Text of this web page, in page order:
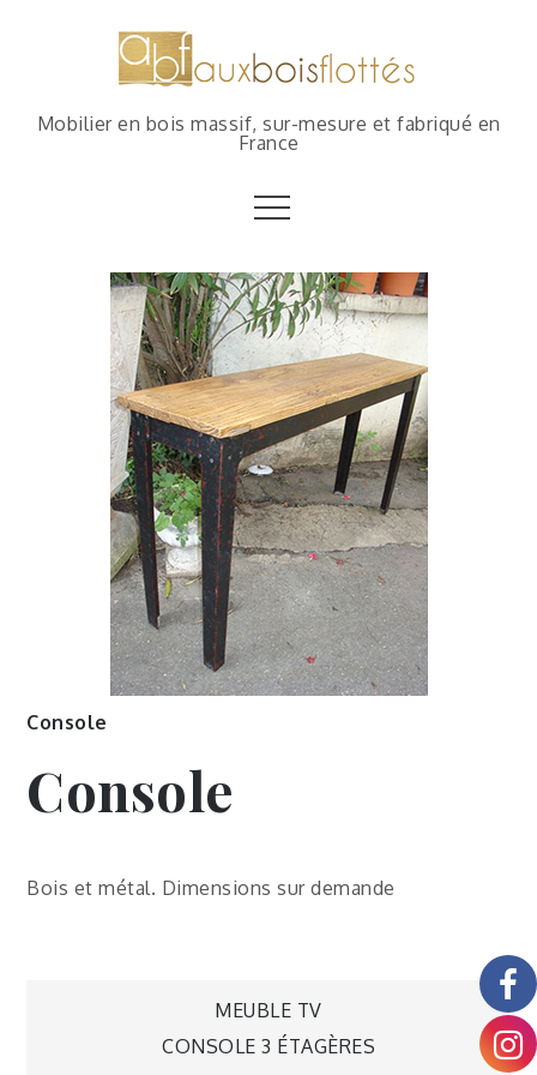
Mobilier en bois massif, sur-mesure et fabriqué en
France
Console
Console
Bois et métal. Dimensions sur demande
MEUBLE TV
CONSOLE 3 ÉTAGÈRES